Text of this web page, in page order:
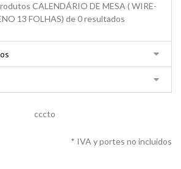
CALENDÁRIO DE MESA ( WIRE-
13 FOLHAS) de 0 resultados
cccto
* IVA y portes no incluidos